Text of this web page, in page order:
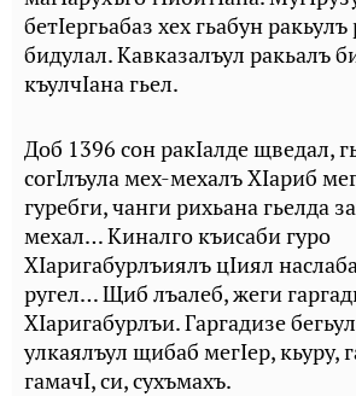
бетIергьабаз хех гьабун
бидулал. Кавказалъул ракьалъ
къулчIана гьел.
Доб 1396 сон ракIалде щведал,
согIлъула мех-мехалъ ХIариб
гуребги, чанги рихьана гьелда
мехал… Киналго къисаби гуро
ХIаригабурлъиялъ цIиял
ругел… Щиб лъалеб, жеги
ХIаригабурлъи. Гаргадизе
улкаялъул щибаб мегIер, кьуру,
гамачI, си, сухъмахъ.